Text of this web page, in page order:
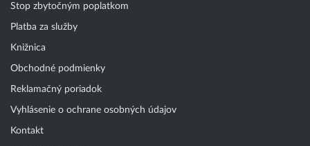
Stop zbytočným poplatkom
Platba za služby
Knižnica
Obchodné podmienky
Reklamačný poriadok
Vyhlásenie o ochrane osobných údajov
Kontakt